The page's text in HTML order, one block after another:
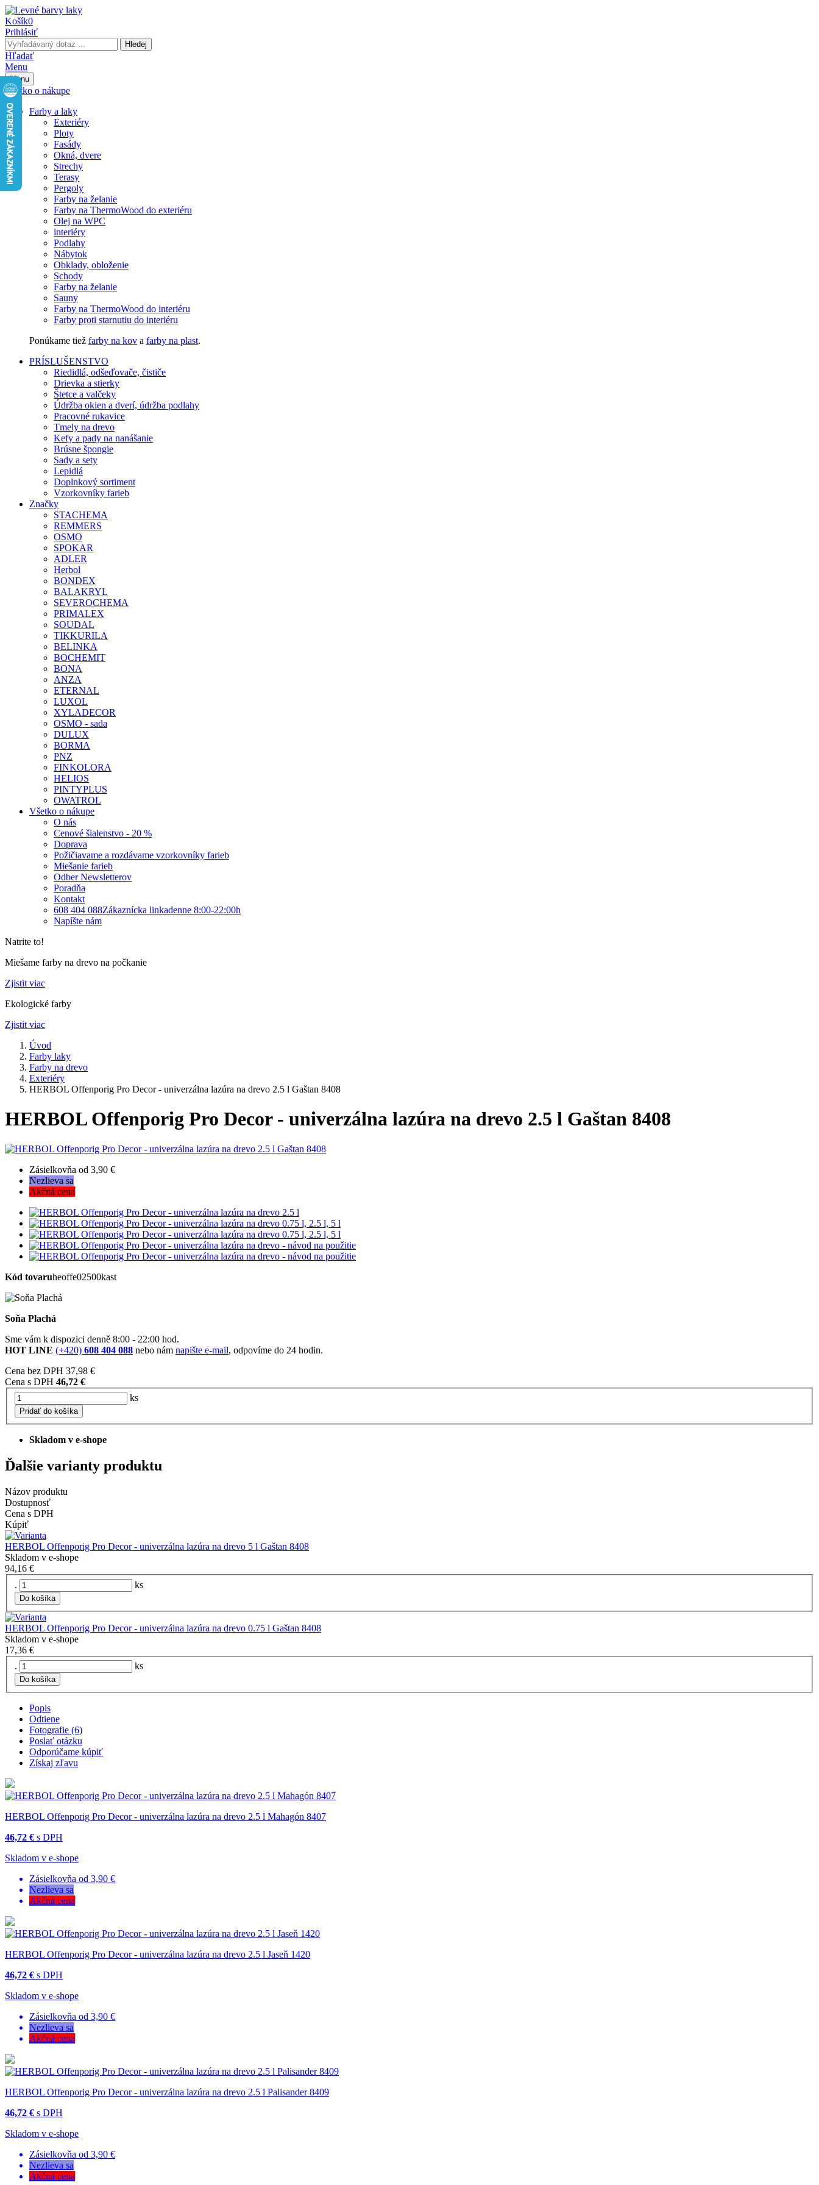
Košík0
Prihlásiť
Hledej
Hľadať
Menu
Menu
Všetko o nákupe
Farby a laky
Exteriéry
Ploty
Fasády
Okná, dvere
Strechy
Terasy
Pergoly
Farby na želanie
Farby na ThermoWood do exteriéru
Olej na WPC
interiéry
Podlahy
Nábytok
Obklady, obloženie
Schody
Farby na želanie
Sauny
Farby na ThermoWood do interiéru
Farby proti starnutiu do interiéru
Ponúkame tiež farby na kov a farby na plast.
PRÍSLUŠENSTVO
Riedidlá, odšeďovače, čističe
Drievka a stierky
Štetce a valčeky
Údržba okien a dverí, údržba podlahy
Pracovné rukavice
Tmely na drevo
Kefy a pady na nanášanie
Brúsne špongie
Sady a sety
Lepidlá
Doplnkový sortiment
Vzorkovníky farieb
Značky
STACHEMA
REMMERS
OSMO
SPOKAR
ADLER
Herbol
BONDEX
BALAKRYL
SEVEROCHEMA
PRIMALEX
SOUDAL
TIKKURILA
BELINKA
BOCHEMIT
BONA
ANZA
ETERNAL
LUXOL
XYLADECOR
OSMO - sada
DULUX
BORMA
PNZ
FINKOLORA
HELIOS
PINTYPLUS
OWATROL
Všetko o nákupe
O nás
Cenové šialenstvo - 20 %
Doprava
Požičiavame a rozdávame vzorkovníky farieb
Miešanie farieb
Odber Newsletterov
Poradňa
Kontakt
608 404 088Zákaznícka linkadenne 8:00-22:00h
Napíšte nám
Natrite to!
Miešame farby na drevo na počkanie
Zjistit viac
Ekologické farby
Zjistit viac
Úvod
Farby laky
Farby na drevo
Exteriéry
HERBOL Offenporig Pro Decor - univerzálna lazúra na drevo 2.5 l Gaštan 8408
HERBOL Offenporig Pro Decor - univerzálna lazúra na drevo 2.5 l Gaštan 8408
Zásielkovňa od 3,90 €
Nezlieva sa
Akčná cena
Kód tovaruheoffe02500kast
Soňa Plachá
Sme vám k dispozici denně 8:00 - 22:00 hod.
HOT LINE (+420) 608 404 088 nebo nám napište e-mail, odpovíme do 24 hodin.
Cena bez DPH 37,98 €
Cena s DPH 46,72 €
ks
Pridať do košíka
Skladom v e-shope
Ďalšie varianty produktu
Názov produktu
Dostupnosť
Cena s DPH
Kúpiť
HERBOL Offenporig Pro Decor - univerzálna lazúra na drevo 5 l Gaštan 8408
Skladom v e-shope
94,16 €
.
ks
Do košíka
HERBOL Offenporig Pro Decor - univerzálna lazúra na drevo 0.75 l Gaštan 8408
Skladom v e-shope
17,36 €
.
ks
Do košíka
Popis
Odtiene
Fotografie (6)
Poslať otázku
Odporúčame kúpiť
Získaj zľavu
HERBOL Offenporig Pro Decor - univerzálna lazúra na drevo 2.5 l Mahagón 8407
46,72 € s DPH
Skladom v e-shope
Zásielkovňa od 3,90 €
Nezlieva sa
Akčná cena
HERBOL Offenporig Pro Decor - univerzálna lazúra na drevo 2.5 l Jaseň 1420
46,72 € s DPH
Skladom v e-shope
Zásielkovňa od 3,90 €
Nezlieva sa
Akčná cena
HERBOL Offenporig Pro Decor - univerzálna lazúra na drevo 2.5 l Palisander 8409
46,72 € s DPH
Skladom v e-shope
Zásielkovňa od 3,90 €
Nezlieva sa
Akčná cena